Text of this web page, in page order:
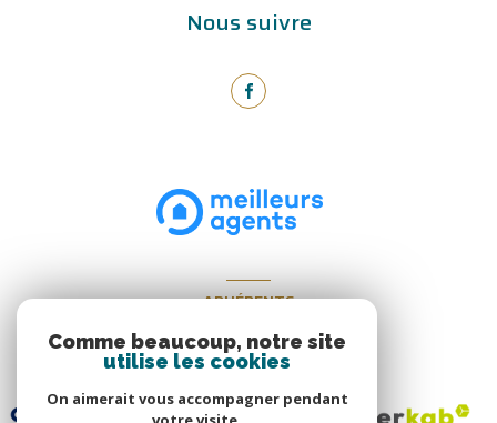
Nous suivre
ADHÉRENTS
Nous adhérons
Comme beaucoup, notre site
utilise les cookies
On aimerait vous accompagner pendant